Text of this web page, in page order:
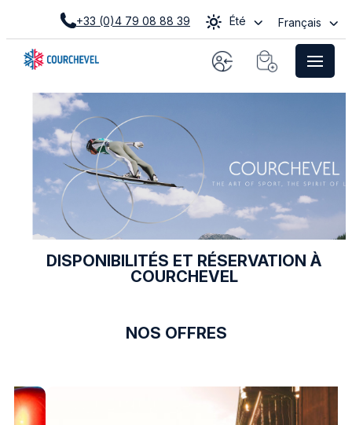
+33 (0)4 79 08 88 39 Été Français
DISPONIBILITÉS ET RÉSERVATION À
COURCHEVEL
NOS OFFRES